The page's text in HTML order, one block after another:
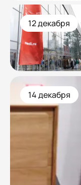
12 декабря
14 декабря